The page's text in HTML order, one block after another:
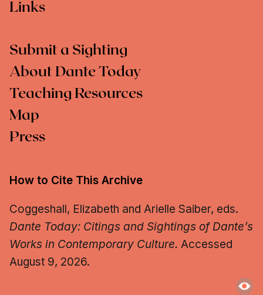
Links
Submit a Sighting
About Dante Today
Teaching Resources
Map
Press
How to Cite This Archive
Coggeshall, Elizabeth and Arielle Saiber, eds.
Dante Today: Citings and Sightings of Dante’s
Works in Contemporary Culture. Accessed
August 9, 2026.